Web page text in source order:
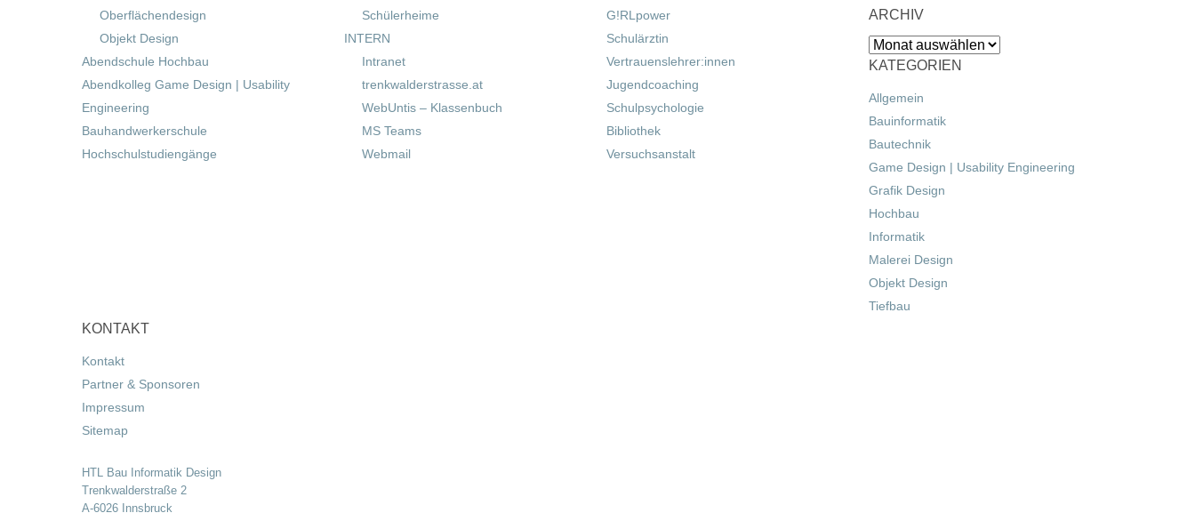
Oberflächendesign
Objekt Design
Abendschule Hochbau
Abendkolleg Game Design | Usability
Engineering
Bauhandwerkerschule
Hochschulstudiengänge
Schülerheime
INTERN
Intranet
trenkwalderstrasse.at
WebUntis – Klassenbuch
MS Teams
Webmail
G!RLpower
Schulärztin
Vertrauenslehrer:innen
Jugendcoaching
Schulpsychologie
Bibliothek
Versuchsanstalt
ARCHIV
Archiv
KATEGORIEN
Allgemein
Bauinformatik
Bautechnik
Game Design | Usability Engineering
Grafik Design
Hochbau
Informatik
Malerei Design
Objekt Design
Tiefbau
KONTAKT
Kontakt
Partner & Sponsoren
Impressum
Sitemap
HTL Bau Informatik Design
Trenkwalderstraße 2
A-6026 Innsbruck